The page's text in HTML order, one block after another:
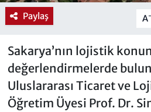
Paylaş A-
Sakarya’nın lojistik
değerlendirmelerde
Uluslararası Ticaret ve
Öğretim Üyesi Prof. Dr.